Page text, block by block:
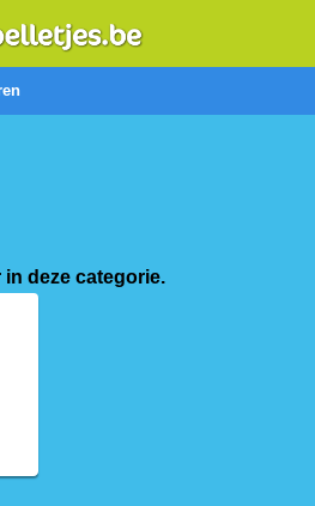
deze categorie.